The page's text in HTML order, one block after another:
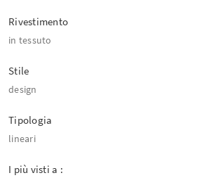
Rivestimento
in tessuto
Stile
design
Tipologia
lineari
I più visti a :